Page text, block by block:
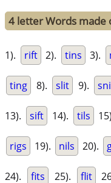
4 letter Words made
1). rift 2). tins 3).
ting 8). slit 9).
13). sift 14). tils
rigs 19). nils 20).
24). fits 25). flit